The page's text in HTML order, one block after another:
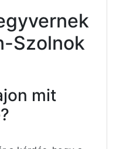
Szolnok
mit